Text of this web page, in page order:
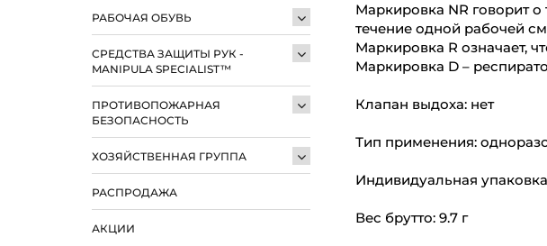
РАБОЧАЯ ОБУВЬ
СРЕДСТВА ЗАЩИТЫ РУК -
MANIPULA SPECIALIST™
ПРОТИВОПОЖАРНАЯ
БЕЗОПАСНОСТЬ
ХОЗЯЙСТВЕННАЯ ГРУППА
РАСПРОДАЖА
АКЦИИ
Маркировка NR говорит
течение одной рабочей
Маркировка R означает,
Маркировка D –
Клапан выдоха: нет
Тип применения:
Индивидуальная
Вес брутто: 9.7 г